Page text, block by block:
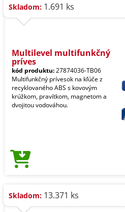
Skladom: 1.691 ks
Multilevel multifunkčný
príves
kód produktu:27874036-TB06
Multifunkčný prívesok na kľúče z
recyklovaného ABS s kovovým
krúžkom, pravítkom, magnetom a
dvojitou vodováhou.
Skladom: 13.371 ks